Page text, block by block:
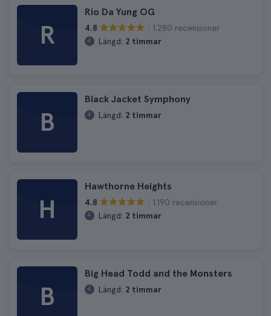
R
Rio Da Yung OG
4.8
1.280 recensioner
Längd: 2 timmar
B
Black Jacket Symphony
Längd: 2 timmar
H
Hawthorne Heights
4.8
1.190 recensioner
Längd: 2 timmar
B
Big Head Todd and the Monsters
Längd: 2 timmar